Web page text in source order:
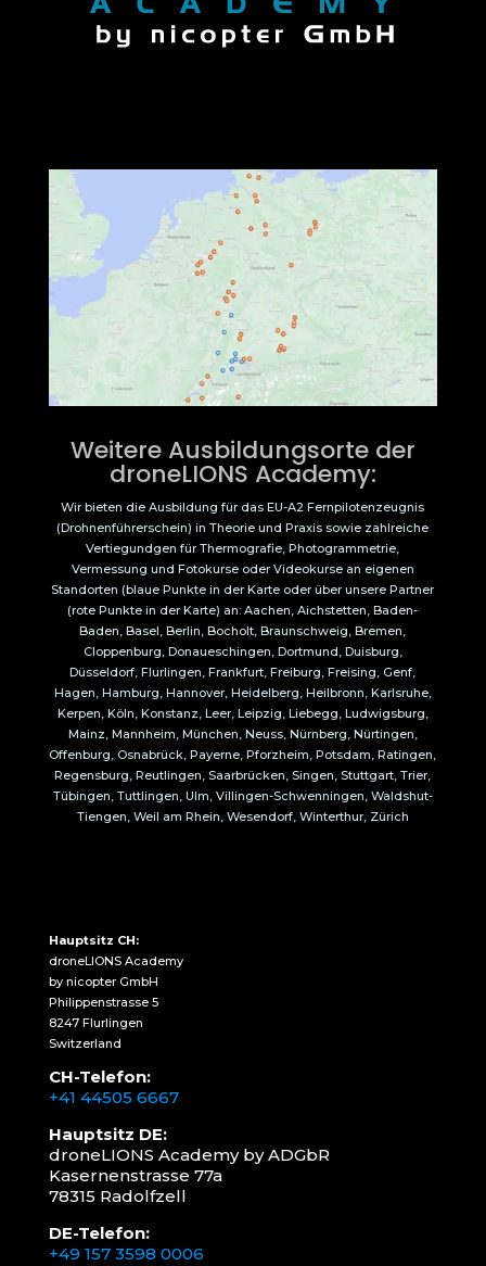
Weitere Ausbildungsorte der
droneLIONS Academy:
Wir bieten die Ausbildung für das EU-A2 Fernpilotenzeugnis
(Drohnenführerschein) in Theorie und Praxis sowie zahlreiche
Vertiegundgen für Thermografie, Photogrammetrie,
Vermessung und Fotokurse oder Videokurse an eigenen
Standorten (blaue Punkte in der Karte oder über unsere Partner
(rote Punkte in der Karte) an: Aachen, Aichstetten, Baden-
Baden, Basel, Berlin, Bocholt, Braunschweig, Bremen,
Cloppenburg, Donaueschingen, Dortmund, Duisburg,
Düsseldorf, Flurlingen, Frankfurt, Freiburg, Freising, Genf,
Hagen, Hamburg, Hannover, Heidelberg, Heilbronn, Karlsruhe,
Kerpen, Köln, Konstanz, Leer, Leipzig, Liebegg, Ludwigsburg,
Mainz, Mannheim, München, Neuss, Nürnberg, Nürtingen,
Offenburg, Osnabrück, Payerne, Pforzheim, Potsdam, Ratingen,
Regensburg, Reutlingen, Saarbrücken, Singen, Stuttgart, Trier,
Tübingen, Tuttlingen, Ulm, Villingen-Schwenningen, Waldshut-
Tiengen, Weil am Rhein, Wesendorf, Winterthur, Zürich
Hauptsitz CH:
droneLIONS Academy
by nicopter GmbH
Philippenstrasse 5
8247 Flurlingen
Switzerland
CH-Telefon:
+41 44505 6667
Hauptsitz DE:
droneLIONS Academy by ADGbR
Kasernenstrasse 77a
78315 Radolfzell
DE-Telefon:
+49 157 3598 0006